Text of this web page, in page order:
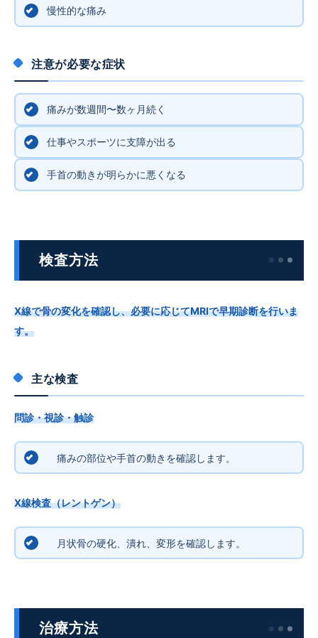
慢性的な痛み
注意が必要な症状
痛みが数週間〜数ヶ月続く
仕事やスポーツに支障が出る
手首の動きが明らかに悪くなる
検査方法
X線で骨の変化を確認し、必要に応じてMRIで早期診断を行いま
す。
主な検査
問診・視診・触診
痛みの部位や手首の動きを確認します。
X線検査（レントゲン）
月状骨の硬化、潰れ、変形を確認します。
治療方法